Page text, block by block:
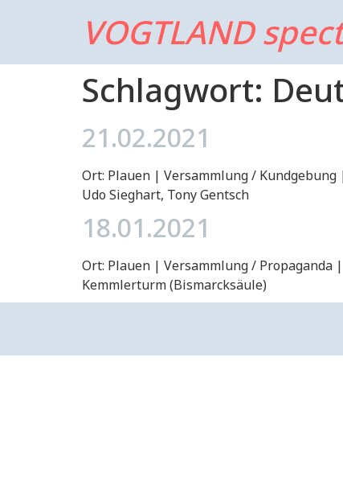
VOGTLAND
Schlagwort:
21.02.2021
Ort: Plauen | Versammlung / Kundgebung
Udo Sieghart, Tony Gentsch
18.01.2021
Ort: Plauen | Versammlung / Propaganda
Kemmlerturm (Bismarcksäule)